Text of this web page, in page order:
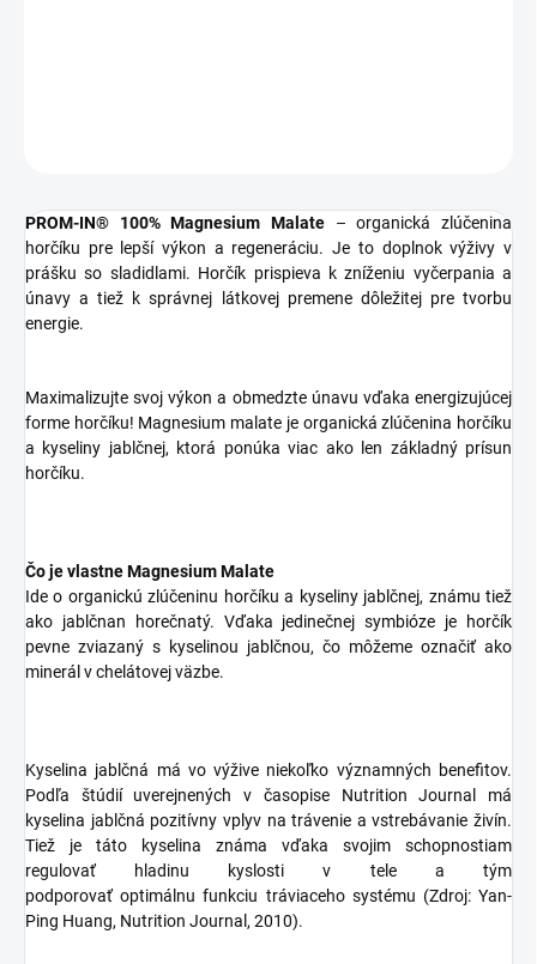
PROM-IN® 100% Magnesium Malate – organická zlúčenina
horčíku pre lepší výkon a regeneráciu. Je to doplnok výživy v
prášku so sladidlami. Horčík prispieva k zníženiu vyčerpania a
únavy a tiež k správnej látkovej premene dôležitej pre tvorbu
energie.
Maximalizujte svoj výkon a obmedzte únavu vďaka energizujúcej
forme horčíku! Magnesium malate je organická zlúčenina horčíku
a kyseliny jablčnej, ktorá ponúka viac ako len základný prísun
horčíku.
Čo je vlastne Magnesium Malate
Ide o organickú zlúčeninu horčíku a kyseliny jablčnej, známu tiež
ako jablčnan horečnatý. Vďaka jedinečnej symbióze je horčík
pevne zviazaný s kyselinou jablčnou, čo môžeme označiť ako
minerál v chelátovej väzbe.
Kyselina jablčná má vo výžive niekoľko významných benefitov.
Podľa štúdií uverejnených v časopise Nutrition Journal má
kyselina jablčná pozitívny vplyv na trávenie a vstrebávanie živín.
Tiež je táto kyselina známa vďaka svojim schopnostiam
regulovať hladinu kyslosti v tele a tým
podporovať optimálnu funkciu tráviaceho systému (Zdroj: Yan-
Ping Huang, Nutrition Journal, 2010).